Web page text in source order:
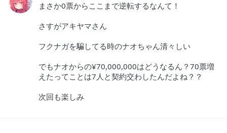
まさか0票からここまで逆転するなんて！
さすがアキヤマさん
フクナガを騙してる時のナオちゃん清々しい
でもナオからの¥70,000,000はどうなるん？70票増
えたってことは7人と契約交わしたんだよね？？
次回も楽しみ